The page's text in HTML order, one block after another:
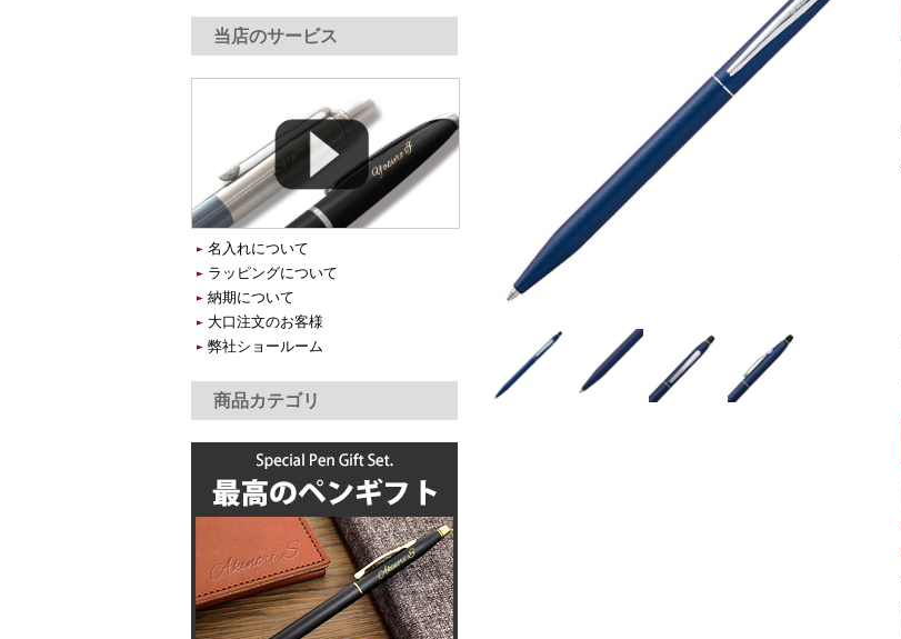
当店のサービス
名入れについて
ラッピングについて
納期について
大口注文のお客様
弊社ショールーム
商品カテゴリ